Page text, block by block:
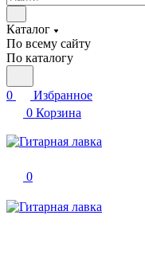
Каталог
По всему сайту
По каталогу
0
Избранное
0 Корзина
0